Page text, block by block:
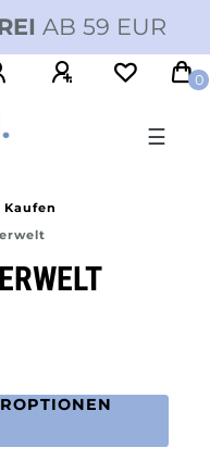
AB 59 EUR
0
☰
Kaufen